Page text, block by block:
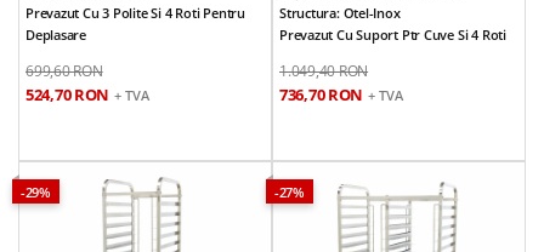
Prevazut Cu 3 Polite Si 4 Roti Pentru
Deplasare
Franare
Greutate: 15 Kg
699,60 RON
524,70 RON + TVA
Structura: Otel-Inox
Prevazut Cu Suport Ptr Cuve Si 4 Roti
Rotile Sunt Prevazute Cu Sisteme De
Franare (la 2 Roti) Si Sisteme De
Suporti Cu Margini Rotunjite
Diametru Tuburi: 25 Mm
Distanta Intre Suporti: 80 Mm
Usor De Curatat Si Intretinut
1.049,40 RON
736,70 RON + TVA
-29% -27%